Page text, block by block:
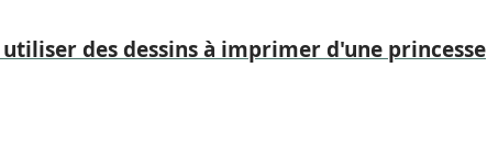
des dessins à imprimer d'une princesse